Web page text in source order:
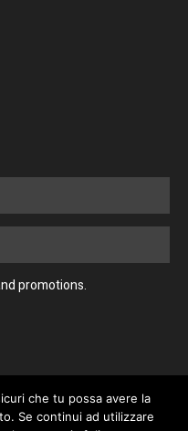
promotions.
Contatto Privacy Policy
che tu possa avere la
Se continui ad utilizzare